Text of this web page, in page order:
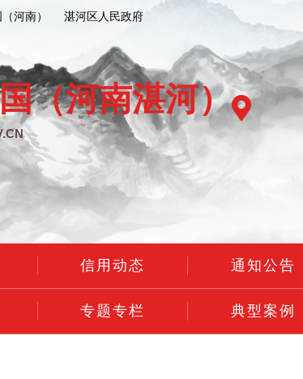
河南） 湛河区人民政府
（河南湛河）
信用动态 通知公告
专题专栏 典型案例